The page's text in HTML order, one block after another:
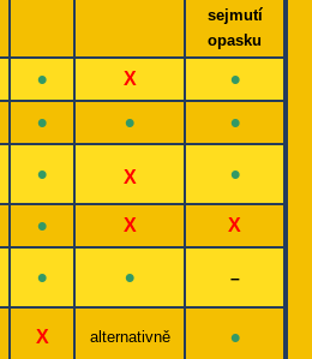
sejmutí
opasku
• X •
• • •
• X •
• X X
• • –
X alternativně •